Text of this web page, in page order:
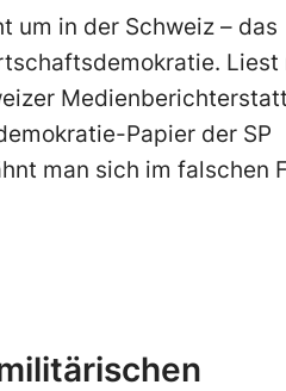
um in der Schweiz – das
Liest
Papier der SP
man sich im falschen